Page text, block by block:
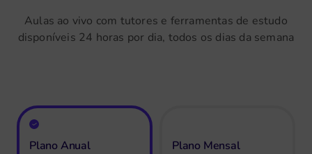
Aulas ao vivo com tutores e ferramentas de estudo
disponíveis 24 horas por dia, todos os dias da semana
Plano Anual Plano Mensal